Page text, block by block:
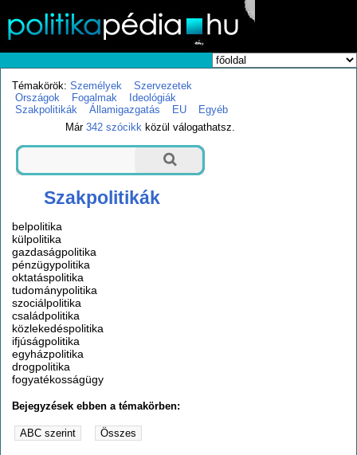
Témakörök: Személyek
Szervezetek
Országok
Fogalmak
Ideológiák
Szakpolitikák
Államigazgatás EU
Egyéb
Már342 szócikk közül válogathatsz.
Szakpolitikák
belpolitika
külpolitika
gazdaságpolitika
pénzügypolitika
oktatáspolitika
tudománypolitika
szociálpolitika
családpolitika
közlekedéspolitika
ifjúságpolitika
egyházpolitika
drogpolitika
fogyatékosságügy
Bejegyzések ebben a témakörben: